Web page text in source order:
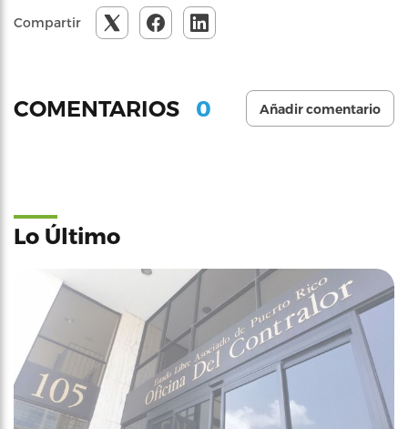
Compartir
COMENTARIOS 0 Añadir comentario
Lo Último